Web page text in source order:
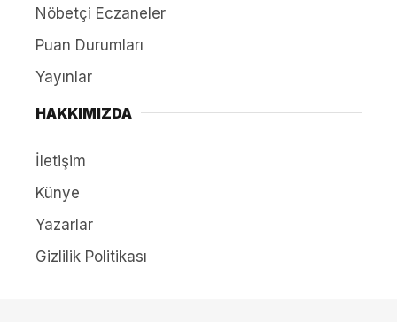
Nöbetçi Eczaneler
Puan Durumları
Yayınlar
HAKKIMIZDA
İletişim
Künye
Yazarlar
Gizlilik Politikası